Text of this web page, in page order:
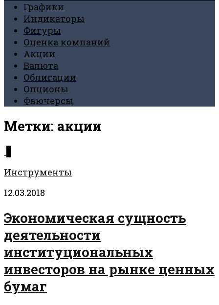
Графики
Индикаторы
Фигуры
Оценка компаний
Акции
Валюта
Облигации
Опционы
Фьючерсы
Метки: акции
Инструменты
12.03.2018
Экономическая сущность
деятельности
институциональных
инвесторов на рынке ценных
бумаг